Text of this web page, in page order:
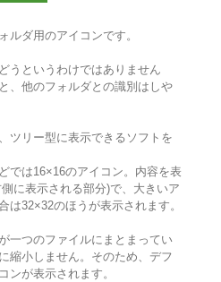
ルダ用のアイコンです。
うというわけではありません
、他のフォルダとの識別はしや
ツリー型に表示できるソフトを
では16×16のアイコン。内容を表
に表示される部分)で、大きいア
は32×32のほうが表示されます。
一つのファイルにまとまってい
縮小しません。そのため、デフ
ンが表示されます。